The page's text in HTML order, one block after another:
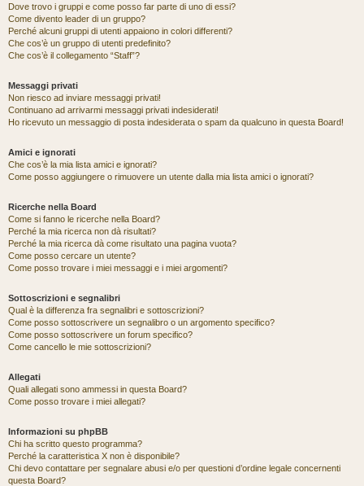
Dove trovo i gruppi e come posso far parte di uno di essi?
Come divento leader di un gruppo?
Perché alcuni gruppi di utenti appaiono in colori differenti?
Che cos’è un gruppo di utenti predefinito?
Che cos’è il collegamento “Staff”?
Messaggi privati
Non riesco ad inviare messaggi privati!
Continuano ad arrivarmi messaggi privati indesiderati!
Ho ricevuto un messaggio di posta indesiderata o spam da qualcuno in questa Board!
Amici e ignorati
Che cos’è la mia lista amici e ignorati?
Come posso aggiungere o rimuovere un utente dalla mia lista amici o ignorati?
Ricerche nella Board
Come si fanno le ricerche nella Board?
Perché la mia ricerca non dà risultati?
Perché la mia ricerca dà come risultato una pagina vuota?
Come posso cercare un utente?
Come posso trovare i miei messaggi e i miei argomenti?
Sottoscrizioni e segnalibri
Qual è la differenza fra segnalibri e sottoscrizioni?
Come posso sottoscrivere un segnalibro o un argomento specifico?
Come posso sottoscrivere un forum specifico?
Come cancello le mie sottoscrizioni?
Allegati
Quali allegati sono ammessi in questa Board?
Come posso trovare i miei allegati?
Informazioni su phpBB
Chi ha scritto questo programma?
Perché la caratteristica X non è disponibile?
Chi devo contattare per segnalare abusi e/o per questioni d’ordine legale concernenti
questa Board?